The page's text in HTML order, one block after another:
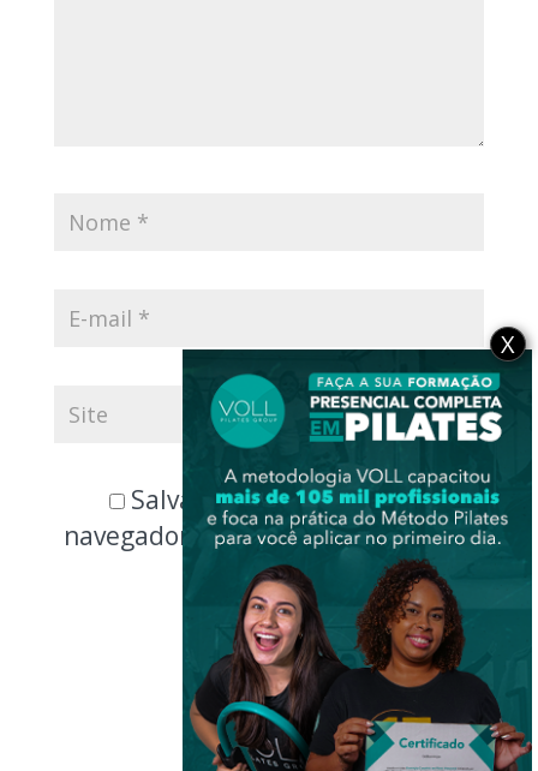
Salvar meus dados neste
navegador para a próxima vez que
eu comentar.
X